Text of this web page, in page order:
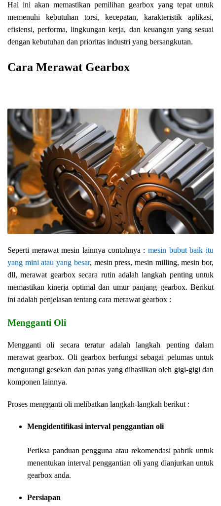
Hal ini akan memastikan pemilihan gearbox yang tepat untuk
memenuhi kebutuhan torsi, kecepatan, karakteristik aplikasi,
efisiensi, performa, lingkungan kerja, dan keuangan yang sesuai
dengan kebutuhan dan prioritas industri yang bersangkutan.
Cara Merawat Gearbox
Seperti merawat mesin lainnya contohnya : mesin bubut baik itu
yang mini atau yang besar, mesin press, mesin milling, mesin bor,
dll, merawat gearbox secara rutin adalah langkah penting untuk
memastikan kinerja optimal dan umur panjang gearbox. Berikut
ini adalah penjelasan tentang cara merawat gearbox :
Mengganti Oli
Mengganti oli secara teratur adalah langkah penting dalam
merawat gearbox. Oli gearbox berfungsi sebagai pelumas untuk
mengurangi gesekan dan panas yang dihasilkan oleh gigi-gigi dan
komponen lainnya.
Proses mengganti oli melibatkan langkah-langkah berikut :
Mengidentifikasi interval penggantian oli
Periksa panduan pengguna atau rekomendasi pabrik untuk
menentukan interval penggantian oli yang dianjurkan untuk
gearbox anda.
Persiapan